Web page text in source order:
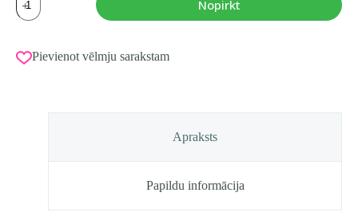
aplim
PASTORELLI
Nakts
Zils
Nopirkt
Pievienot vēlmju sarakstam
Apraksts
Papildu informācija